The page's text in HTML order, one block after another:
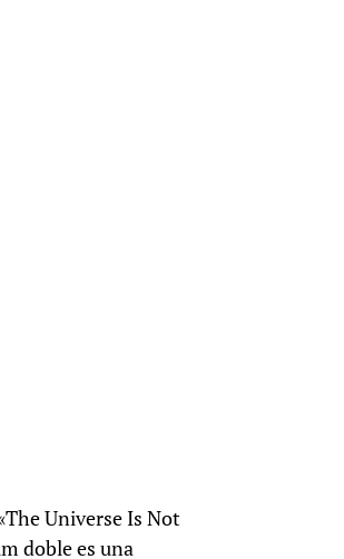
Universe Is Not
doble es una